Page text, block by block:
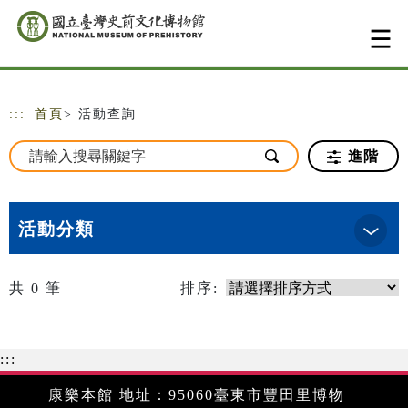
跳到主要內容
網站導覽
::: 首頁 > 活動查詢
進階
活動分類
共 0 筆 排序:
:::
康樂本館 地址：95060臺東市豐田里博物